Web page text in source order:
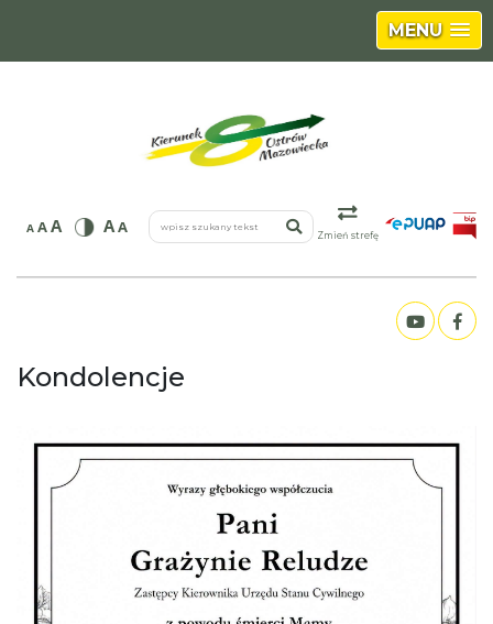
MENU
A AA AA wpisz szukany tekst
Zmień strefę
Kondolencje